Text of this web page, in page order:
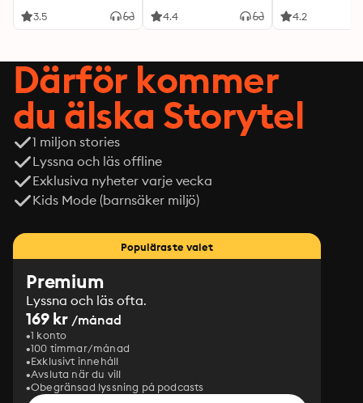
3.5 4.4 4.2
Därför kommer
du älska Storytel
1 miljon stories
Lyssna och läs offline
Exklusiva nyheter varje vecka
Kids Mode (barnsäker miljö)
Populäraste valet
Premium
Lyssna och läs ofta.
169 kr /månad
1 konto
100 timmar/månad
Exklusivt innehåll
Avsluta när du vill
Obegränsad lyssning på podcasts